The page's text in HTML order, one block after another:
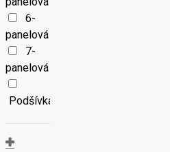
S/M|M/L
S|M|L|XL
U
6-
panelová
7-
panelová
Podšívka